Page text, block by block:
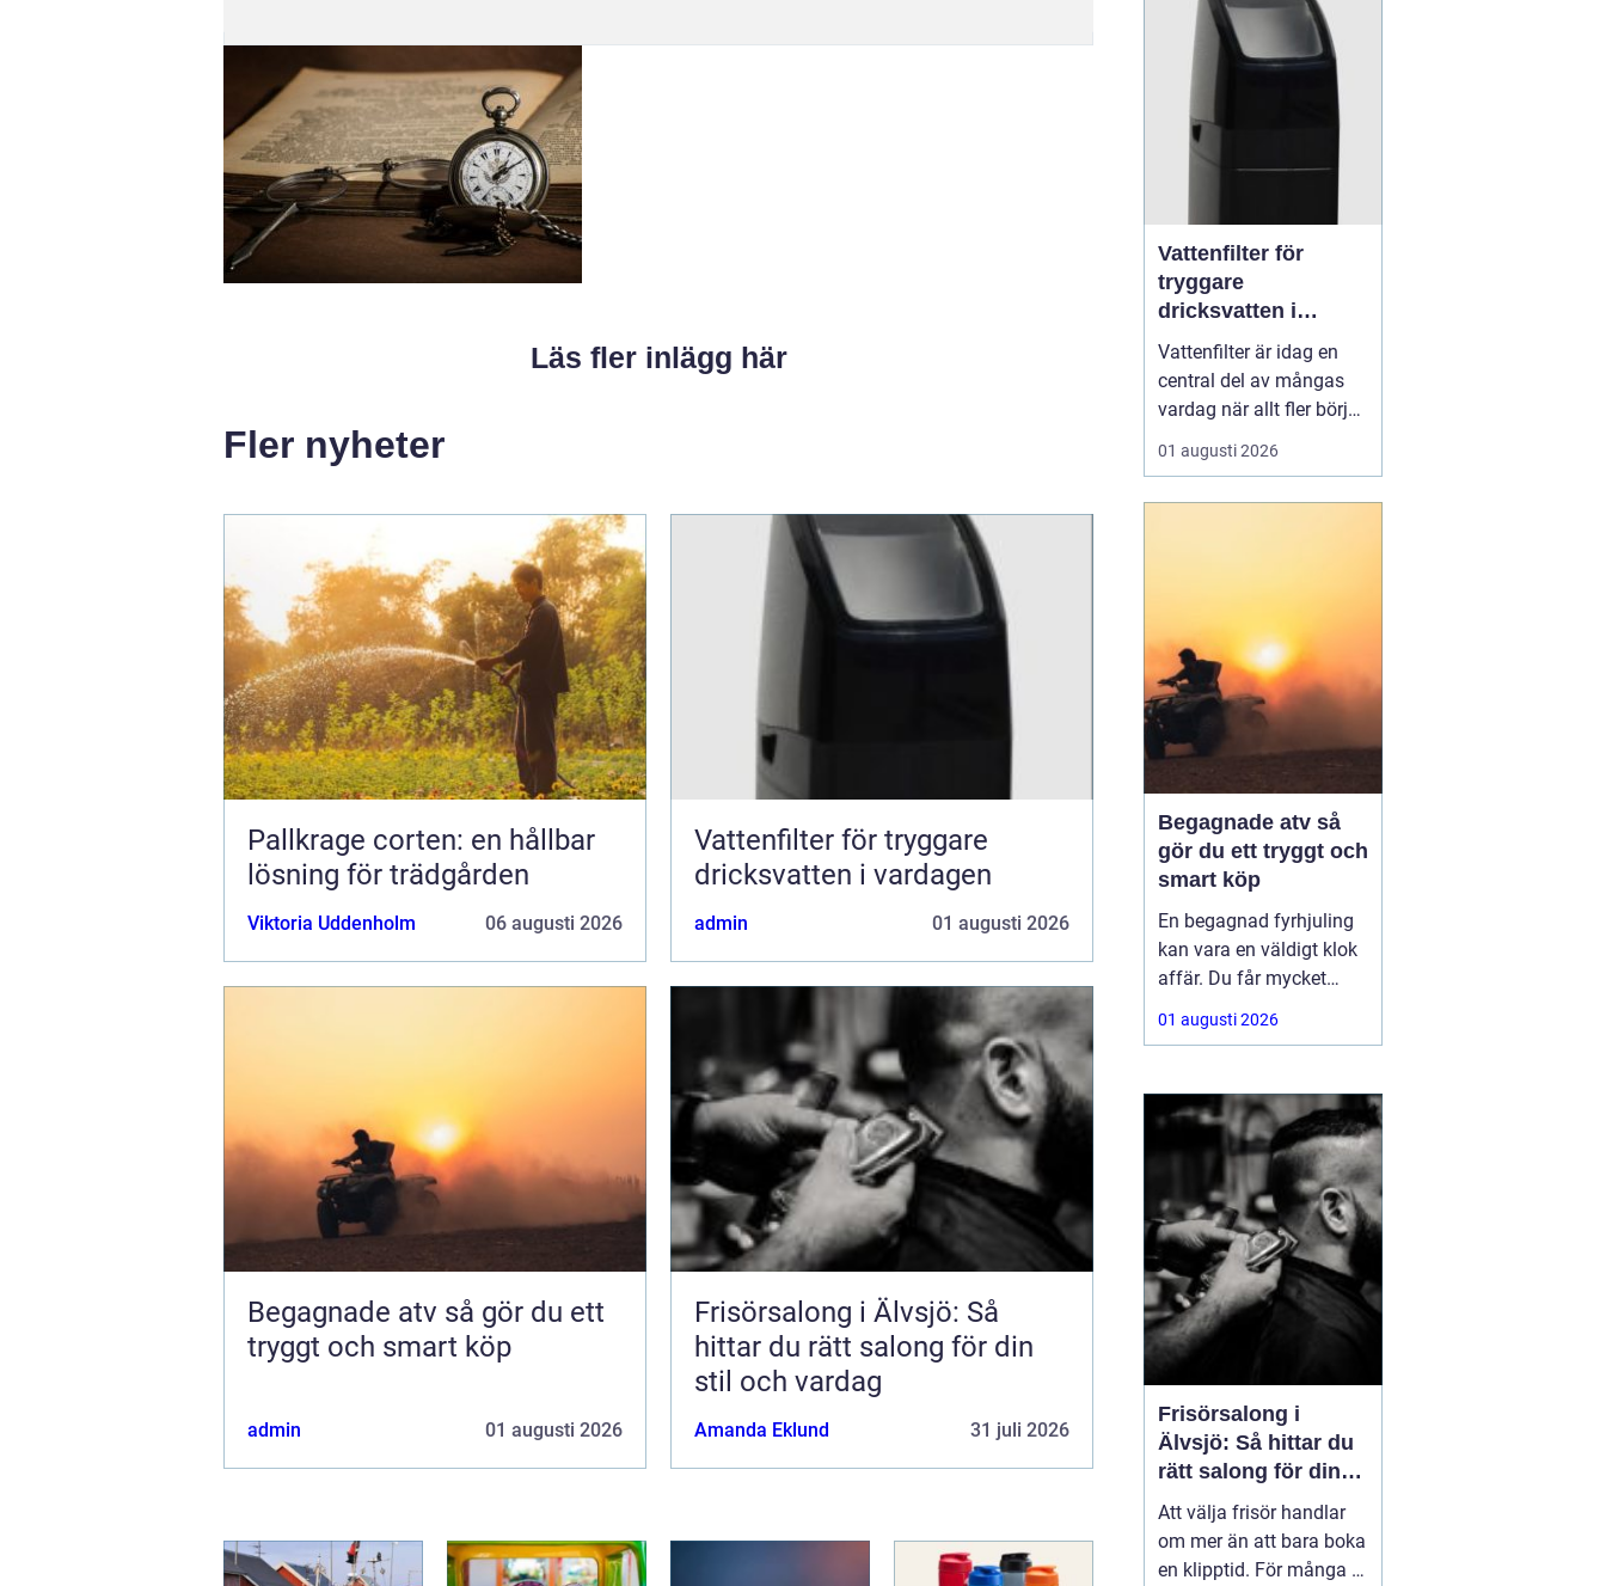
Läs fler inlägg här
Fler nyheter
Pallkrage corten: en hållbar
lösning för trädgården
Viktoria Uddenholm 06 augusti 2026
Vattenfilter för tryggare
dricksvatten i vardagen
admin 01 augusti 2026
Begagnade atv så gör du ett
tryggt och smart köp
admin 01 augusti 2026
Frisörsalong i Älvsjö: Så
hittar du rätt salong för din
stil och vardag
Amanda Eklund 31 juli 2026
En av de mest effektiva
och este...
Vattenfilter för
tryggare
dricksvatten i
vardagen
Vattenfilter är idag en
central del av mångas
vardag när allt fler börjar
fundera på kvaliteten på
vattnet som kommer ur
hårt vat...
01 augusti 2026
Begagnade atv så
gör du ett tryggt och
smart köp
En begagnad fyrhjuling
kan vara en väldigt klok
affär. Du får mycket
funktion för pengarna
och slipper den största
ofta kommer direkt när
en maskin är ny.
Samtidigt kräver ett
andrahandsköp mer
eftertanke. Den som vill
köpa
01 augusti 2026
Frisörsalong i
Älvsjö: Så hittar du
rätt salong för din
stil och vardag
Att välja frisör handlar
om mer än att bara boka
en klipptid. För många är